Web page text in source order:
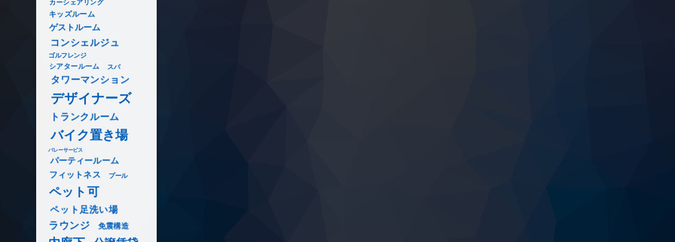
カーシェアリング
キッズルーム
ゲストルーム
コンシェルジュ
ゴルフレンジ
シアタールーム スパ
タワーマンション
デザイナーズ
トランクルーム
バイク置き場
バレーサービス
パーティールーム
フィットネス プール
ペット可
ペット足洗い場
ラウンジ 免震構造